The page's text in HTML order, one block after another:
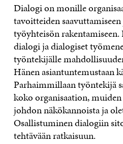
Dialogi on monille
tavoitteiden
työyhteisön
dialogi ja dialogiset
työntekijälle
Hänen asiantuntemustaan
Parhaimmillaan työntekijä
koko organisaation,
johdon näkökannoista ja
Osallistuminen dialogiin
tehtävään ratkaisuun.